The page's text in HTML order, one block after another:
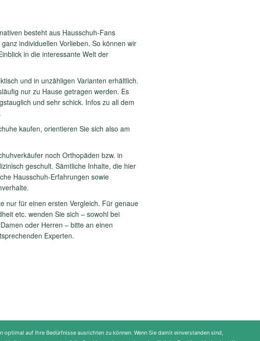
besteht aus Hausschuh-Fans
individuellen Vorlieben. So können wir
in die interessante Welt der
und in unzähligen Varianten erhältlich.
nur zu Hause getragen werden. Es
und sehr schick. Infos zu all dem
kaufen, orientieren Sie sich also am
noch Orthopäden bzw. in
geschult. Sämtliche Inhalte, die hier
Hausschuh-Erfahrungen sowie
nur für einen ersten Vergleich. Für genaue
etc. wenden Sie sich – sowohl bei
oder Herren – bitte an einen
Experten.
auf Ihre Bedürfnisse ausrichten zu können. Wenn Sie damit einverstanden sind,